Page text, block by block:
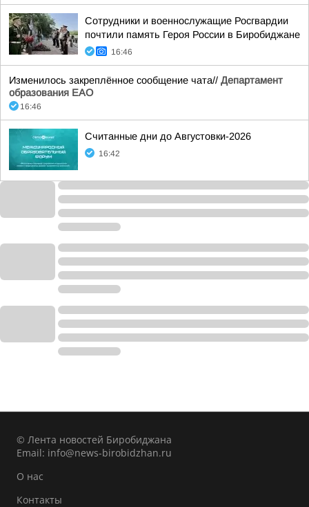
Сотрудники и военнослужащие Росгвардии
почтили память Героя России в Биробиджане
16:46
Изменилось закреплённое сообщение чата// Департамент
образования ЕАО
16:46
Считанные дни до Августовки-2026
16:42
© Лента новостей Биробиджана
Email: info@news-birobidzhan.ru
О нас
Контакты